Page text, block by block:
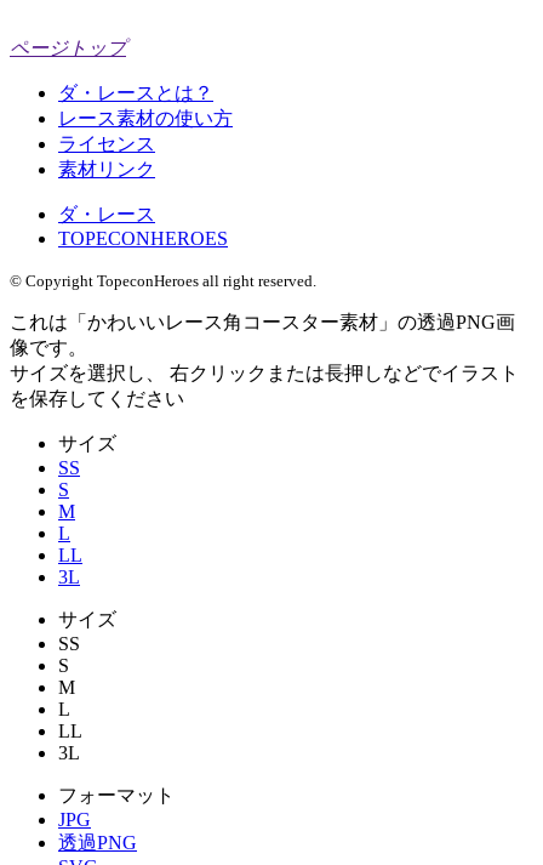
ページトップ
ダ・レースとは？
レース素材の使い方
ライセンス
素材リンク
ダ・レース
TOPECONHEROES
© Copyright TopeconHeroes all right reserved.
これは「 かわいいレース角コースター素材 」の透過PNG画
像です。
サイズを選択し、 右クリックまたは長押しなどでイラスト
を保存してください
サイズ
SS
S
M
L
LL
3L
サイズ
SS
S
M
L
LL
3L
フォーマット
JPG
透過PNG